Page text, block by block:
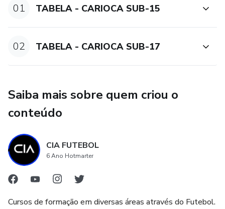
01 TABELA - CARIOCA SUB-15
02 TABELA - CARIOCA SUB-17
Saiba mais sobre quem criou o
conteúdo
CIA FUTEBOL
6 Ano Hotmarter
Cursos de formação em diversas áreas através do Futebol.